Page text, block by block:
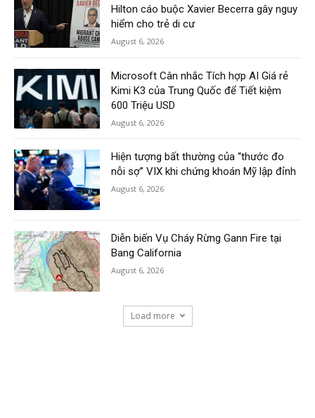
Hilton cáo buộc Xavier Becerra gây nguy
hiểm cho trẻ di cư
August 6, 2026
Microsoft Cân nhắc Tích hợp AI Giá rẻ
Kimi K3 của Trung Quốc để Tiết kiệm
600 Triệu USD
August 6, 2026
Hiện tượng bất thường của “thước đo
nỗi sợ” VIX khi chứng khoán Mỹ lập đỉnh
August 6, 2026
Diễn biến Vụ Cháy Rừng Gann Fire tại
Bang California
August 6, 2026
Load more